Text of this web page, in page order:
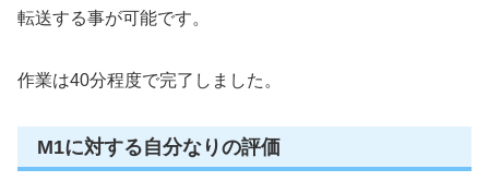
転送する事が可能です。
作業は40分程度で完了しました。
M1に対する自分なりの評価